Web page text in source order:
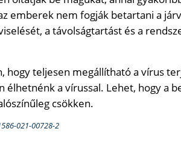
emberek nem fogják betartani a
a távolságtartást és a
hogy teljesen megállítható a vírus
élhetnénk a vírussal. Lehet, hogy a
csökken.
021-00728-2